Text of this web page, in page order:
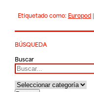
Etiquetado como: Europod|
BÚSQUEDA
Buscar